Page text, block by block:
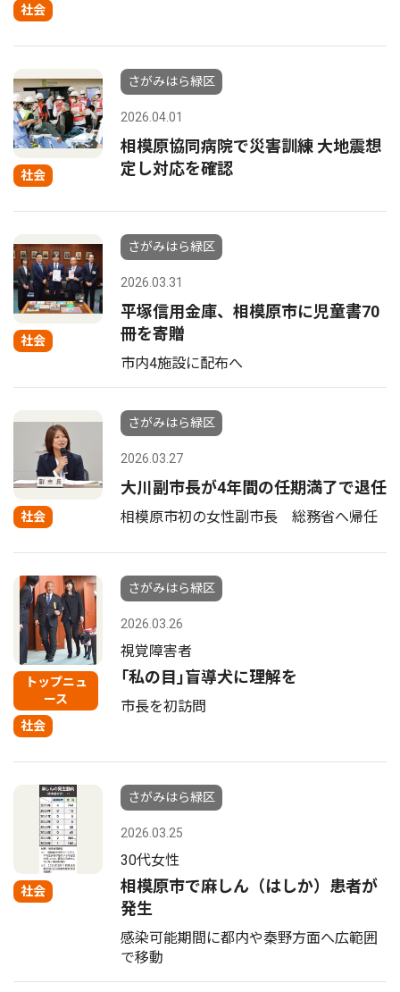
社会
社会
さがみはら緑区
2026.04.01
相模原協同病院で災害訓練 大地震想
定し対応を確認
社会
さがみはら緑区
2026.03.31
平塚信用金庫、相模原市に児童書70
冊を寄贈
市内4施設に配布へ
社会
さがみはら緑区
2026.03.27
大川副市長が4年間の任期満了で退任
相模原市初の女性副市長 総務省へ帰任
トップニュ
ース
社会
さがみはら緑区
2026.03.26
視覚障害者
｢私の目｣盲導犬に理解を
市長を初訪問
社会
さがみはら緑区
2026.03.25
30代女性
相模原市で麻しん（はしか）患者が
発生
感染可能期間に都内や秦野方面へ広範囲
で移動